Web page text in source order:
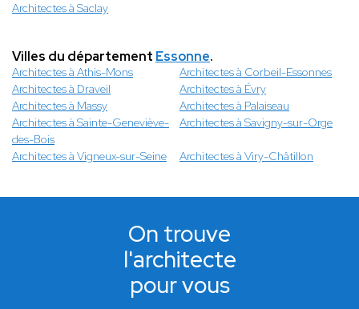
Architectes à Saclay
Villes du département Essonne.
Architectes à Athis-Mons
Architectes à Corbeil-Essonnes
Architectes à Draveil
Architectes à Évry
Architectes à Massy
Architectes à Palaiseau
Architectes à Sainte-Geneviève-
des-Bois
Architectes à Savigny-sur-Orge
Architectes à Vigneux-sur-Seine Architectes à Viry-Châtillon
On trouve
l'architecte
pour vous